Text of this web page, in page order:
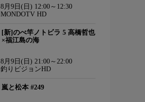
8月9日(日) 12:00～12:30
MONDOTV HD
[新]のべ竿ノトビラ 5 高橋哲也
×福江島の海
8月9日(日) 21:00～22:00
釣りビジョンHD
嵐と松本 #249